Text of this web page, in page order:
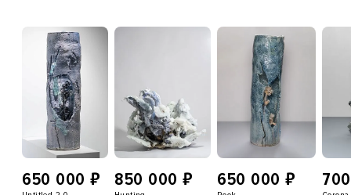
650 000 ₽ 850 000 ₽ 650 000 ₽